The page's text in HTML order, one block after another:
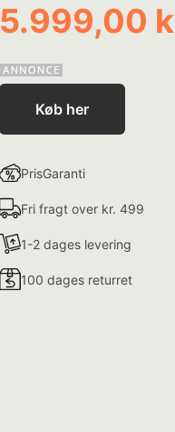
5.999,00
Køb her
PrisGaranti
Fri fragt over kr. 499
1-2 dages levering
100 dages returret